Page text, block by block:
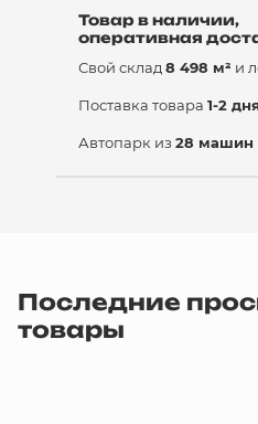
Товар в наличии,
оперативная
Свой склад8 498 м² и
Поставка товара 1-2
Автопарк из 28 машин
Последние
товары